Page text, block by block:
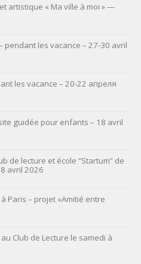
artistique « Ma ville à moi » —
pendant les vacance – 27-30 avril
les vacance – 20-22 апреля
guidée pour enfants – 18 avril
de lecture et école “Startum” de
avril 2026
Paris – projet «Amitié entre
Club de Lecture le samedi à